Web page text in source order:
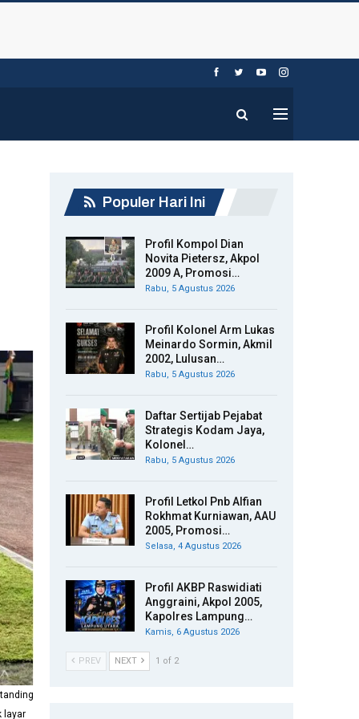
layar
Populer Hari Ini
Profil Kompol Dian
Novita Pietersz, Akpol
2009 A, Promosi…
Rabu, 5 Agustus 2026
Profil Kolonel Arm Lukas
Meinardo Sormin, Akmil
2002, Lulusan…
Rabu, 5 Agustus 2026
Daftar Sertijab Pejabat
Strategis Kodam Jaya,
Kolonel…
Rabu, 5 Agustus 2026
Profil Letkol Pnb Alfian
Rokhmat Kurniawan, AAU
2005, Promosi…
Selasa, 4 Agustus 2026
Profil AKBP Raswidiati
Anggraini, Akpol 2005,
Kapolres Lampung…
Kamis, 6 Agustus 2026
PREV NEXT 1 of 2